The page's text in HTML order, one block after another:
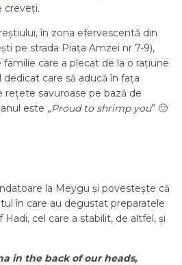
creveți.
în zona efervescentă din
pe strada Piața Amzei nr 7-9),
care a plecat de la o rațiune
dedicat care să aducă în fața
rețete savuroase pe bază de
este „Proud to shrimp you” 🙂
la Meygu și povestește că
în care au degustat preparatele
cel care a stabilit, de altfel, și
in the back of our heads,